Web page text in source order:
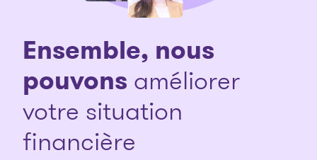
Ensemble, nous
pouvons améliorer
votre situation
financière